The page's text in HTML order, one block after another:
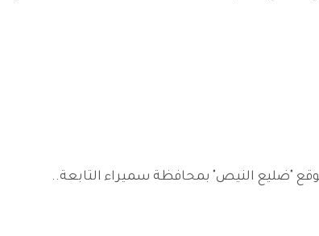
موقع "ضليع النيص" بمحافظة سميراء التابعة..